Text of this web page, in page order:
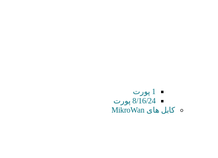
1 پورت
8/16/24 پورت
کابل های MikroWan